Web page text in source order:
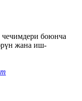
чечимдери боюнча
жана иш-